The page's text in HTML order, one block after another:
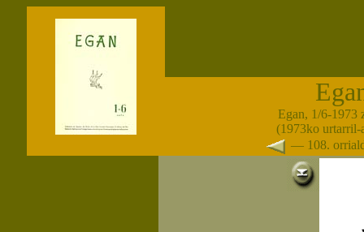
Egan, 1/6-1973
(1973ko urtarril-
— 108.